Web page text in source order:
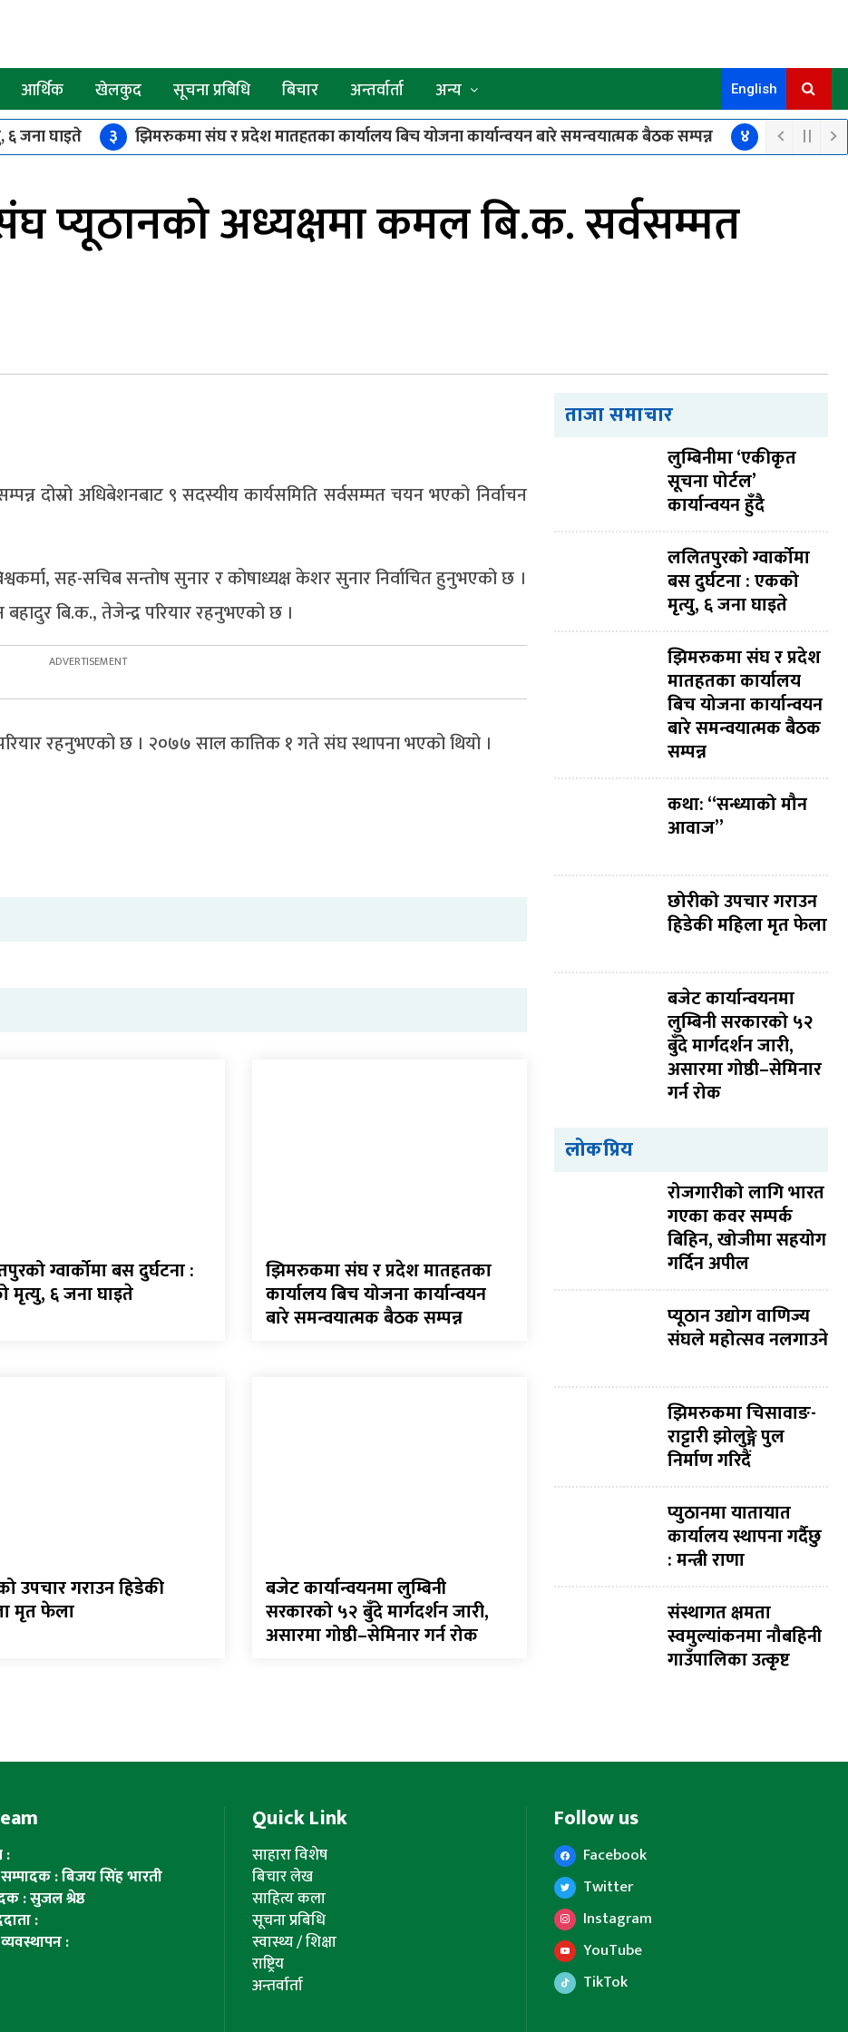
आर्थिक खेलकुद सूचना प्रबिधि बिचार अन्तर्वार्ता अन्य English
घाइते झिमरुकमा संघ र प्रदेश मातहतका कार्यालय बिच योजना कार्यान्वयन बारे समन्वयात्मक बैठक सम्पन्न कथा:
संघ प्यूठानको अध्यक्षमा कमल बि.क. सर्वसम्मत
दोस्रो अधिबेशनबाट ९ सदस्यीय कार्यसमिति सर्वसम्मत चयन भएको निर्वाचन
सह-सचिब सन्तोष सुनार र कोषाध्यक्ष केशर सुनार निर्वाचित हुनुभएको छ ।
बि.क., तेजेन्द्र परियार रहनुभएको छ ।
रहनुभएको छ । २०७७ साल कात्तिक १ गते संघ स्थापना भएको थियो ।
ग्वार्कोमा बस दुर्घटना :
मृत्यु, ६ जना घाइते
झिमरुकमा संघ र प्रदेश मातहतका
कार्यालय बिच योजना कार्यान्वयन
बारे समन्वयात्मक बैठक सम्पन्न
उपचार गराउन हिडेकी
मृत फेला
बजेट कार्यान्वयनमा लुम्बिनी
सरकारको ५२ बुँदे मार्गदर्शन जारी,
असारमा गोष्ठी–सेमिनार गर्न रोक
ताजा समाचार
लुम्बिनीमा ‘एकीकृत
सूचना पोर्टल’
कार्यान्वयन हुँदै
ललितपुरको ग्वार्कोमा
बस दुर्घटना : एकको
मृत्यु, ६ जना घाइते
झिमरुकमा संघ र प्रदेश
मातहतका कार्यालय
बिच योजना कार्यान्वयन
बारे समन्वयात्मक बैठक
सम्पन्न
कथा: “सन्ध्याको मौन
आवाज”
छोरीको उपचार गराउन
हिडेकी महिला मृत फेला
बजेट कार्यान्वयनमा
लुम्बिनी सरकारको ५२
बुँदे मार्गदर्शन जारी,
असारमा गोष्ठी–सेमिनार
गर्न रोक
लोकप्रिय
रोजगारीको लागि भारत
गएका कवर सम्पर्क
बिहिन, खोजीमा सहयोग
गर्दिन अपील
प्यूठान उद्योग वाणिज्य
संघले महोत्सव नलगाउने
झिमरुकमा चिसावाङ-
राट्टारी झोलुङ्गे पुल
निर्माण गरिदैं
प्युठानमा यातायात
कार्यालय स्थापना गर्दैछु
: मन्त्री राणा
संस्थागत क्षमता
स्वमुल्यांकनमा नौबहिनी
गाउँपालिका उत्कृष्ट
:
: बिजय सिंह भारती
: सुजल श्रेष्ठ
:
:
Quick Link
साहारा विशेष
बिचार लेख
साहित्य कला
सूचना प्रबिधि
स्वास्थ्य / शिक्षा
राष्ट्रिय
अन्तर्वार्ता
Follow us
Facebook
Twitter
Instagram
YouTube
TikTok